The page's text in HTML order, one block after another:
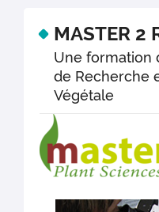
MASTER 2
Une formation
de Recherche
Végétale